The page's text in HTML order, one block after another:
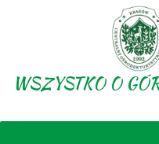
WSZYSTKO O